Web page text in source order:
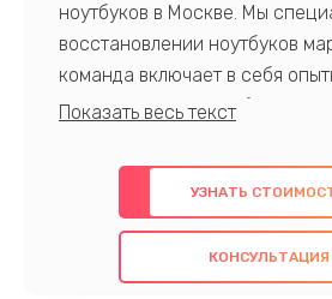
ноутбуков в Москве. Мы
восстановлении ноутбуков
команда включает в себя
профессионалов с обширными
предлагаем быстрый и
использованием
также гарантируем качество
проведенных работ. Наша
УЗНАТЬ
КОНСУЛЬТАЦИЯ